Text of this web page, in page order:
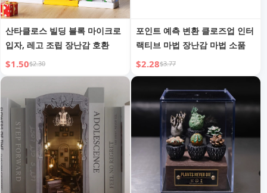
산타클로스 빌딩 블록 마이크로
입자, 레고 조립 장난감 호환
$1.50$2.30
포인트 예측 변환 클로즈업 인터
랙티브 마법 장난감 마법 소품
$2.28$3.77